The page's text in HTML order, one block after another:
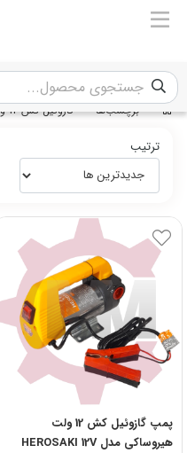
برچسب‌ها گازوئیل کش 12 ولت
ترتیب
پمپ گازوئیل کش 12 ولت
هیروساکی مدل HEROSAKI 12V